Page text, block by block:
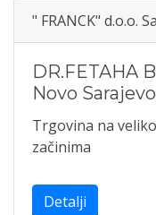
" FRANCK" d.o.o.
DR.FETAHA
Novo Sarajevo
Trgovina na
začinima
Detalji